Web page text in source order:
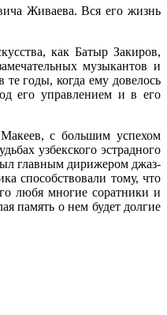
Живаева. Вся его жизнь
как Батыр Закиров,
музыкантов и
годы, когда ему довелось
его управлением и в его
с большим успехом
узбекского эстрадного
главным дирижером джаз-
способствовали тому, что
любя многие соратники и
память о нем будет долгие